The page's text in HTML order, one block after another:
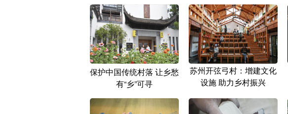
保护中国传统村落 让乡愁
有“乡”可寻
苏州开弦弓村：增建文化
设施 助力乡村振兴